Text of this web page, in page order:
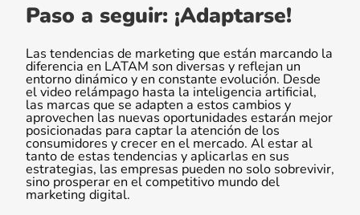
Paso a seguir: ¡Adaptarse!
Las tendencias de marketing que están marcando la
diferencia en LATAM son diversas y reflejan un
entorno dinámico y en constante evolución. Desde
el video relámpago hasta la inteligencia artificial,
las marcas que se adapten a estos cambios y
aprovechen las nuevas oportunidades estarán mejor
posicionadas para captar la atención de los
consumidores y crecer en el mercado. Al estar al
tanto de estas tendencias y aplicarlas en sus
estrategias, las empresas pueden no solo sobrevivir,
sino prosperar en el competitivo mundo del
marketing digital.